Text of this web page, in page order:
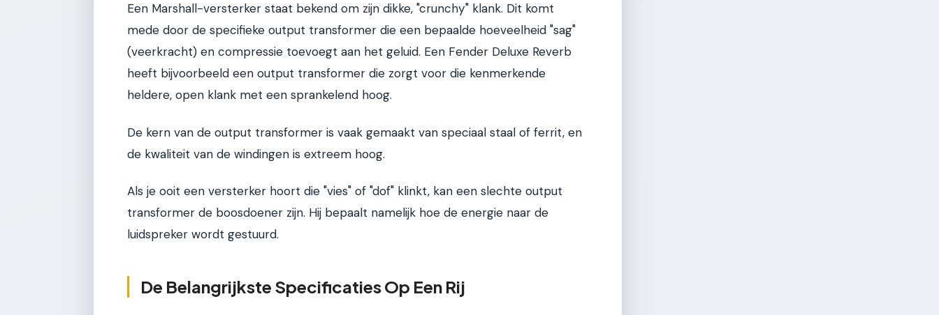
Een Marshall-versterker staat bekend om zijn dikke, "crunchy" klank. Dit komt
mede door de specifieke output transformer die een bepaalde hoeveelheid "sag"
(veerkracht) en compressie toevoegt aan het geluid. Een Fender Deluxe Reverb
heeft bijvoorbeeld een output transformer die zorgt voor die kenmerkende
heldere, open klank met een sprankelend hoog.
De kern van de output transformer is vaak gemaakt van speciaal staal of ferrit, en
de kwaliteit van de windingen is extreem hoog.
Als je ooit een versterker hoort die "vies" of "dof" klinkt, kan een slechte output
transformer de boosdoener zijn. Hij bepaalt namelijk hoe de energie naar de
luidspreker wordt gestuurd.
De Belangrijkste Specificaties Op Een Rij